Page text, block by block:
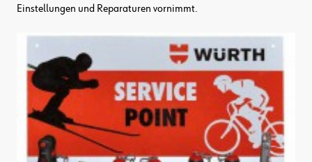
Einstellungen und Reparaturen vornimmt.